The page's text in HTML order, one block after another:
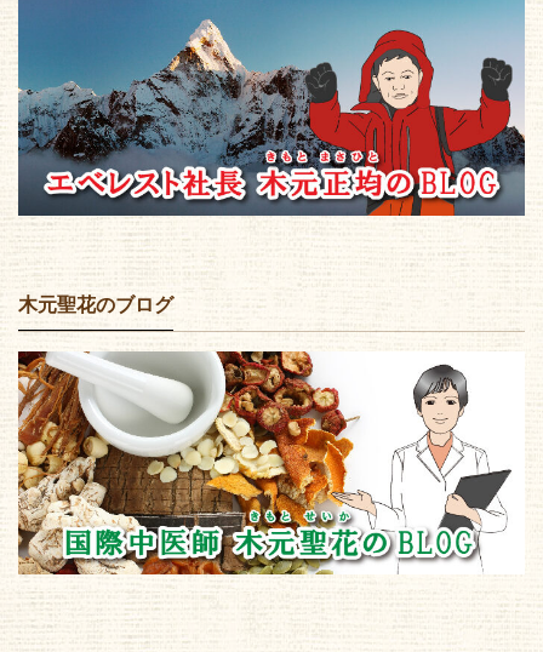
木元聖花のブログ